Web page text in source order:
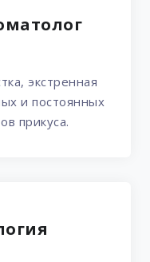
экстренная
и постоянных
прикуса.